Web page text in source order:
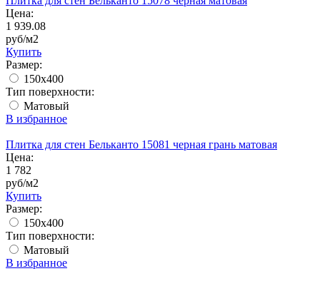
Цена:
1 939.08
руб/м2
Купить
Размер:
150x400
Тип поверхности:
Матовый
В избранное
Плитка для стен Бельканто 15081 черная грань матовая
Цена:
1 782
руб/м2
Купить
Размер:
150x400
Тип поверхности:
Матовый
В избранное